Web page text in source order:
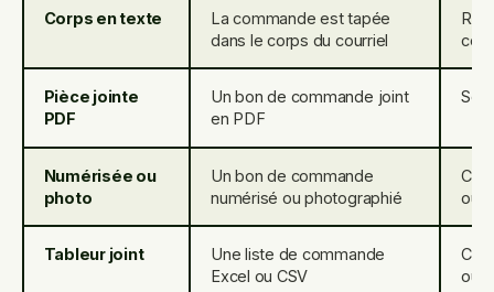
Corps en texte
La commande est tapée
dans le corps du courriel
Pièce jointe
PDF
Un bon de commande joint
en PDF
Numérisée ou
photo
Un bon de commande
numérisé ou photographié
ou
Tableur joint
Une liste de commande
Excel ou CSV
ou